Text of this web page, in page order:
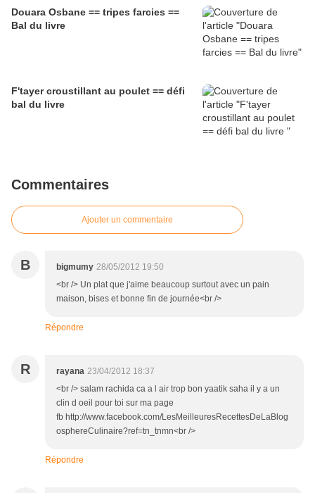
Douara Osbane == tripes farcies ==
Bal du livre
F'tayer croustillant au poulet == défi
bal du livre
Commentaires
Ajouter un commentaire
B bigmumy 28/05/2012 19:50
<br /> Un plat que j'aime beaucoup surtout avec un pain
maison, bises et bonne fin de journée<br />
Répondre
R rayana 23/04/2012 18:37
<br /> salam rachida ca a l air trop bon yaatik saha il y a un
clin d oeil pour toi sur ma page
fb http://www.facebook.com/LesMeilleuresRecettesDeLaBlog
osphereCulinaire?ref=tn_tnmn<br />
Répondre